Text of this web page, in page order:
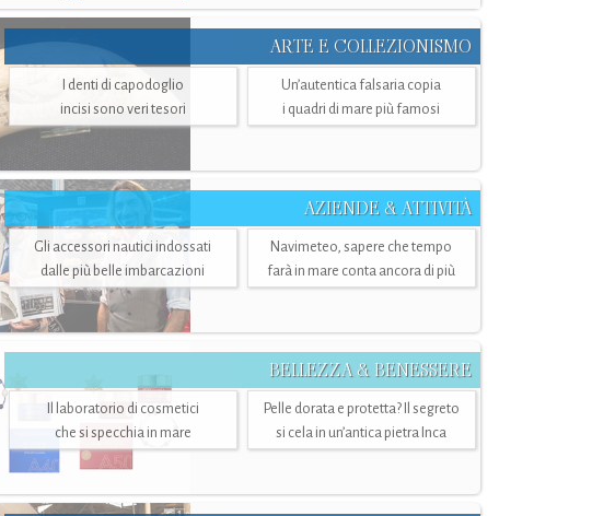
ARTE E COLLEZIONISMO
I denti di capodoglio
incisi sono veri tesori
Un’autentica falsaria copia
i quadri di mare più famosi
AZIENDE & ATTIVITÀ
Gli accessori nautici indossati
dalle più belle imbarcazioni
Navimeteo, sapere che tempo
farà in mare conta ancora di più
BELLEZZA & BENESSERE
Il laboratorio di cosmetici
che si specchia in mare
Pelle dorata e protetta? Il segreto
si cela in un’antica pietra Inca